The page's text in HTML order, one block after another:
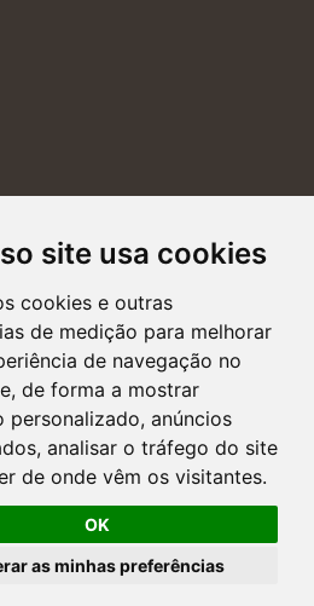
site usa cookies
cookies e outras
de medição para melhorar
de navegação no
de forma a mostrar
personalizado, anúncios
analisar o tráfego do site
de onde vêm os visitantes.
OK
as minhas preferências